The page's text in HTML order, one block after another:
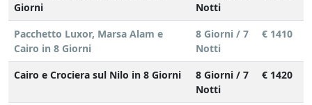
Giorni
Notti
Pacchetto Luxor, Marsa Alam e
Cairo in 8 Giorni
8 Giorni / 7
Notti
€ 1410
Cairo e Crociera sul Nilo in 8 Giorni
8 Giorni / 7
Notti
€ 1420